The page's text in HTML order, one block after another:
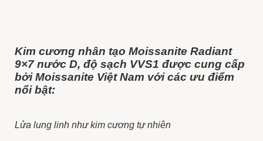
Kim cương nhân tạo Moissanite Radiant
9×7 nước D, độ sạch VVS1 được cung cấp
bởi Moissanite Việt Nam với các ưu điểm
nổi bật:
Lửa lung linh như kim cương tự nhiên